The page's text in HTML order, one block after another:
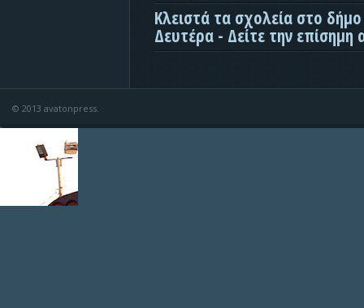
Κλειστά τα σχολεία στο
Δευτέρα - Δείτε την επίσημη
© 2013 avatonpress.